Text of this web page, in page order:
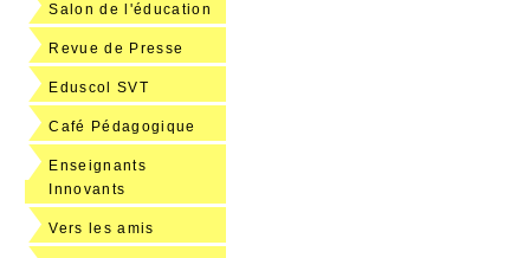
Salon de l'éducation
Revue de Presse
Eduscol SVT
Café Pédagogique
Enseignants
Innovants
Vers les amis